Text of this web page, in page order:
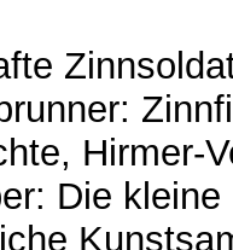
Hirmer-
Die